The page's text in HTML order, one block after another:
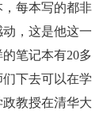
，每本写的都非
，这是他这一
笔记本有20多
下去可以在学
教授在清华大